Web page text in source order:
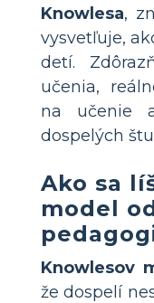
Knowlesa,
vysvetľuje,
detí.
učenia,
na učenie
dospelých
Ako sa
model
Knowlesov
že dospelí